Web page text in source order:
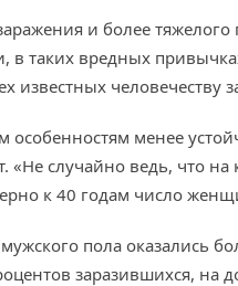
и более
таких вредных
известных человечеству
менее
случайно ведь, что на
к 40 годам число
мужского пола оказались
заразившихся,